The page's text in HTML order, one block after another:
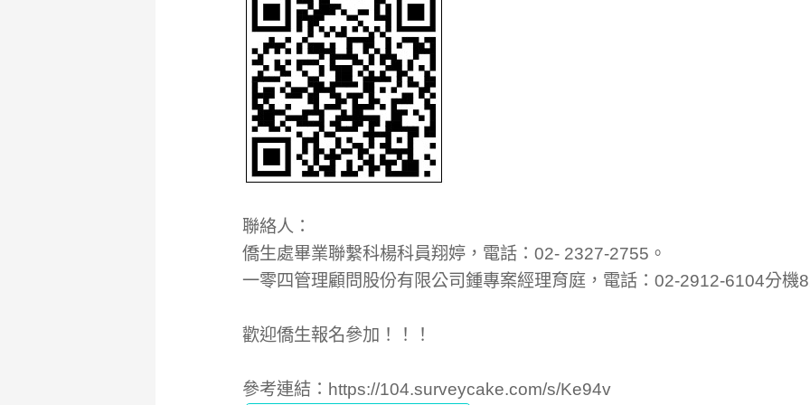
聯絡人：
僑生處畢業聯繫科楊科員翔婷，電話：02- 2327-2755。
一零四管理顧問股份有限公司鍾專案經理育庭，電話：02-2912-6104分機
歡迎僑生報名參加！！！
參考連結： https://104.surveycake.com/s/Ke94v